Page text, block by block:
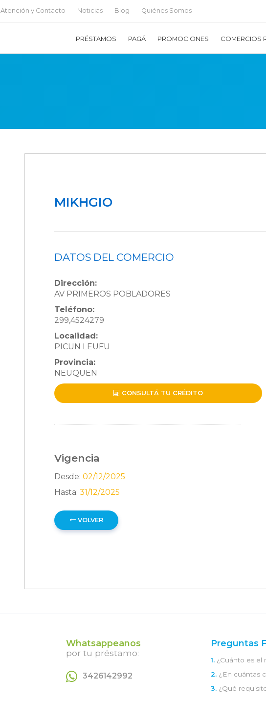
PRÉSTAMOS PAGÁ PROMOCIONES COMERCIOS
Atención y Contacto Noticias Blog Quiénes Somos
MIKHGIO
DATOS DEL COMERCIO
Dirección:
AV PRIMEROS POBLADORES
Teléfono:
299,4524279
Localidad:
PICUN LEUFU
Provincia:
NEUQUEN
CONSULTÁ TU CRÉDITO
Vigencia
Desde: 02/12/2025
Hasta: 31/12/2025
VOLVER
Whatsappeanos
por tu préstamo:
3426142992
Preguntas
1. ¿Cuánto es el
2. ¿En cuántas
3. ¿Qué